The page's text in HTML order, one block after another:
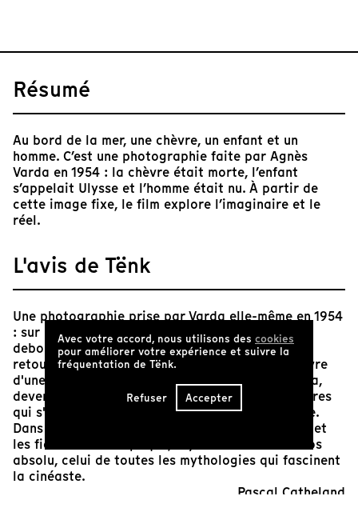
Résumé
Au bord de la mer, une chèvre, un enfant et un
homme. C’est une photographie faite par Agnès
Varda en 1954 : la chèvre était morte, l’enfant
s’appelait Ulysse et l’homme était nu. À partir de
cette image fixe, le film explore l’imaginaire et le
réel.
L'avis de Tënk
Une photographie prise par Varda elle-même en 1954
: sur une plage de galets, un homme nu se tient
debout. À côté de lui, un enfant assis au sol se
retourne vers nous. Au premier plan git le cadavre
d'une chèvre blanche. Trente ans plus tard, Varda,
devenue cinéaste, part à la rencontre des histoires
qui s'inventent et se racontent dans cette image.
Dans cet essai-collage où se côtoient la réalité et
les fictions d'une époque, Ulysse devient un héros
absolu, celui de toutes les mythologies qui fascinent
la cinéaste.
Pascal Catheland
Avec votre accord, nous utilisons des cookies
pour améliorer votre expérience et suivre la
fréquentation de Tënk.
Refuser Accepter